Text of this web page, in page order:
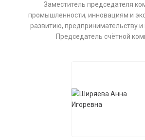
Заместитель председателя
промышленности, инновациям и
развитию, предпринимательству
Председатель счётной